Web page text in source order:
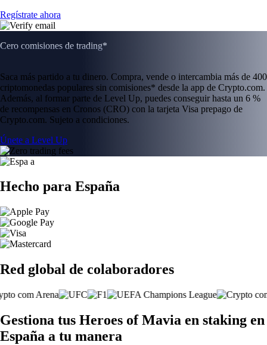
Regístrate ahora
Cero comisiones de trading*
Saca más partido a tu dinero. Compra, vende o intercambia más de 400
criptomonedas populares sin comisiones* desde la app de Crypto.com.
Además, al formar parte de Level Up, puedes conseguir hasta un 6 %
de recompensas en Cronos (CRO) con la tarjeta Visa prepago de
Crypto.com. Sujeto a condiciones.
Únete a Level Up
Hecho para España
Red global de colaboradores
Gestiona tus Heroes of Mavia en staking en
España a tu manera